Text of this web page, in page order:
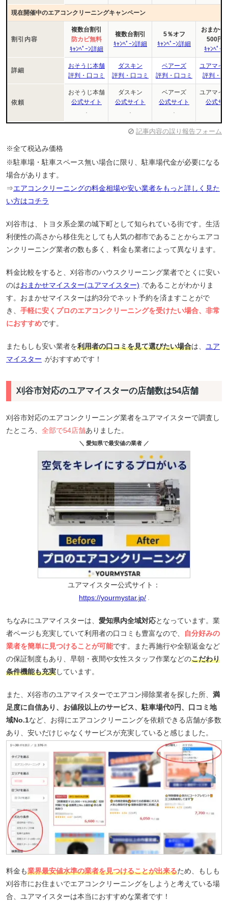
現在開催中のエアコンクリーニングキャンペーン
割引内容
複数台割引
防カビ無料
ｷｬﾝﾍﾟｰﾝ詳細
複数台割引
ｷｬﾝﾍﾟｰﾝ詳細
5％オフ
ｷｬﾝﾍﾟｰﾝ詳細
おまかせ
500円
ｷｬﾝﾍﾟｰﾝ
詳細
おそうじ本舗
評判・口コミ
ダスキン
評判・口コミ
ベアーズ
評判・口コミ
ユアマイ
評判・
依頼
おそうじ本舗
公式サイト
ダスキン
公式サイト
ベアーズ
公式サイト
ユアマイ
公式サ
記事内容の誤り報告フォーム
※全て税込み価格
※駐車場・駐車スペース無い場合に限り、駐車場代金が必要になる
場合があります。
⇒エアコンクリーニングの料金相場や安い業者をもっと詳しく見た
い方はコチラ
刈谷市は、トヨタ系企業の城下町として知られている街です。生活
利便性の高さから移住先としても人気の都市であることからエアコ
ンクリーニング業者の数も多く、料金も業者によって異なります。
料金比較をすると、刈谷市のハウスクリーニング業者でとくに安い
のはおまかせマイスター(ユアマイスター) であることがわかりま
す。おまかせマイスターは約3分でネット予約を済ますことがで
き、 手軽に安くプロのエアコンクリーニングを受けたい場合、非常
におすすめです。
またもしも安い業者を利用者の口コミを見て選びたい場合は、 ユア
マイスター がおすすめです！
刈谷市対応のユアマイスターの店舗数は54店舗
刈谷市対応のエアコンクリーニング業者をユアマイスターで調査し
たところ、 全部で54店舗ありました。
＼ 愛知県で最安値の業者 ／
ユアマイスター公式サイト：
https://yourmystar.jp/
ちなみにユアマイスターは、 愛知県内全域対応となっています。業
者ページも充実していて利用者の口コミも豊富なので、
自分好みの
業者を簡単に見つけることが可能です。また再施行や全額返金など
の保証制度もあり、早朝・夜間や女性スタッフ作業などのこだわり
条件機能も充実しています。
また、刈谷市のユアマイスターでエアコン掃除業者を探した所、 満
足度に自信あり、お値段以上のサービス、駐車場代0円、口コミ地
域No.1など、お得にエアコンクリーニングを依頼できる店舗が多数
あり、安いだけじゃなくサービスが充実していると感じました。
料金も業界最安値水準の業者を見つけることが出来るため、もしも
刈谷市にお住まいでエアコンクリーニングをしようと考えている場
合、ユアマイスターは本当におすすめな業者です！